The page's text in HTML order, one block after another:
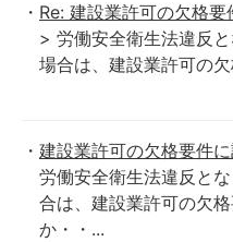
Re: 建設業許可の欠格要
> 労働安全衛生法違反
場合は、建設業許可の
建設業許可の欠格要件
労働安全衛生法違反と
合は、建設業許可の欠
か・・...